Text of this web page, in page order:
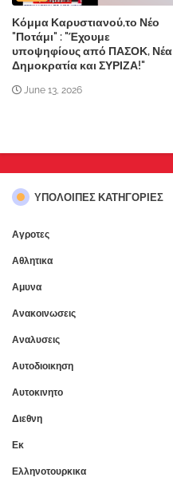
Κόμμα Καρυστιανού,το Νέο
"Ποτάμι" : "Έχουμε
υποψηφίους από ΠΑΣΟΚ, Νέα
Δημοκρατία και ΣΥΡΙΖΑ!"
June 13, 2026
ΥΠΌΛΟΙΠΕΣ ΚΑΤΗΓΟΡΊΕΣ
Αγροτες
Αθλητικα
Αμυνα
Ανακοινωσεις
Αναλυσεις
Αυτοδιοικηση
Αυτοκινητο
Διεθνη
Εκ
Ελληνοτουρκικα